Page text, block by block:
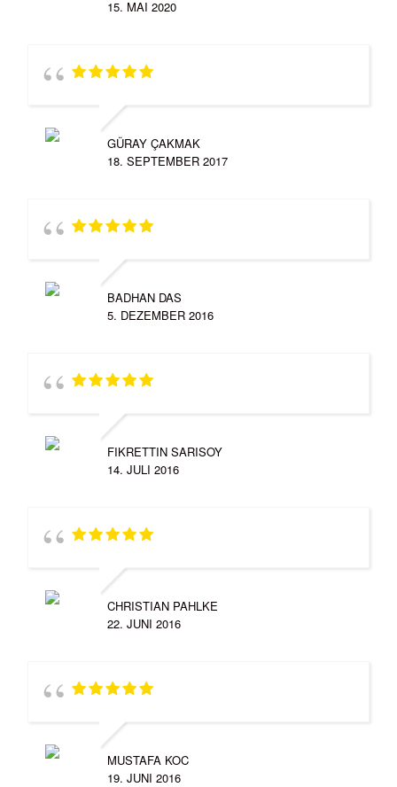
15. MAI 2020
GÜRAY ÇAKMAK
18. SEPTEMBER 2017
BADHAN DAS
5. DEZEMBER 2016
FIKRETTIN SARISOY
14. JULI 2016
CHRISTIAN PAHLKE
22. JUNI 2016
MUSTAFA KOC
19. JUNI 2016